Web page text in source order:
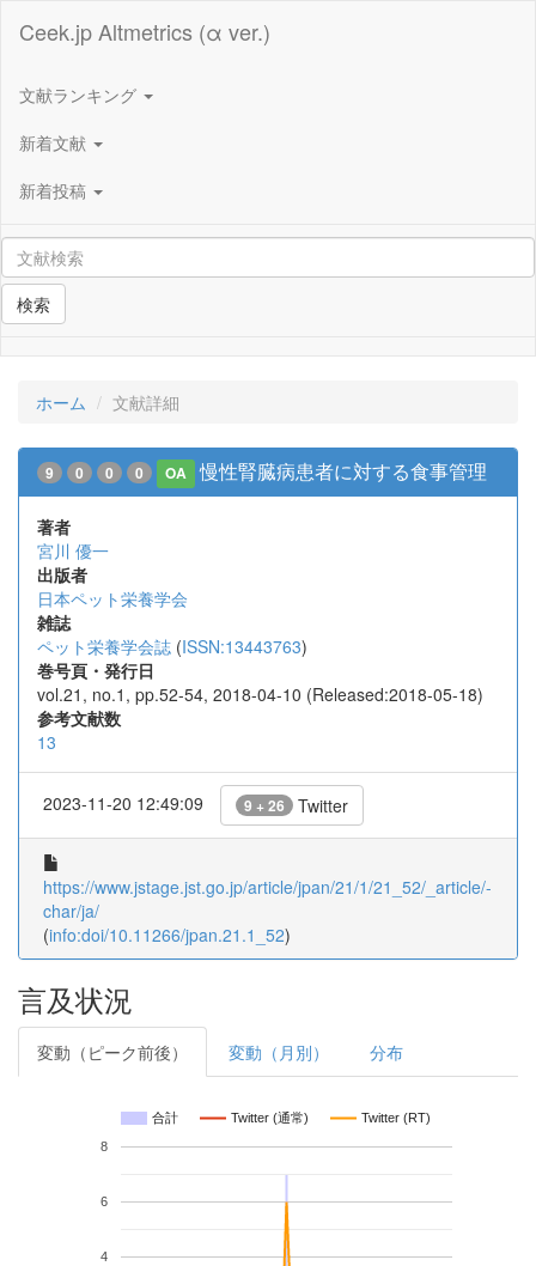
Ceek.jp Altmetrics (α ver.)
文献ランキング
新着文献
新着投稿
検索
ホーム 文献詳細
9 0 0 0 OA 慢性腎臓病患者に対する食事管理
著者
宮川 優一
出版者
日本ペット栄養学会
雑誌
ペット栄養学会誌 (ISSN:13443763)
巻号頁・発行日
vol.21, no.1, pp.52-54, 2018-04-10 (Released:2018-05-18)
参考文献数
13
2023-11-20 12:49:09 9 + 26 Twitter
https://www.jstage.jst.go.jp/article/jpan/21/1/21_52/_article/-
char/ja/
(info:doi/10.11266/jpan.21.1_52)
言及状況
変動（ピーク前後） 変動（月別） 分布
合計 Twitter (通常) Twitter (RT)
4
6
8